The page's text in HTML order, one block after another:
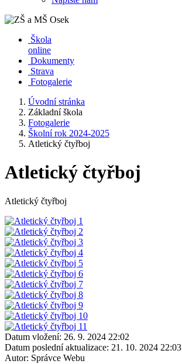
Škola
online
Dokumenty
Strava
Fotogalerie
Úvodní stránka
Základní škola
Fotogalerie
Školní rok 2024-2025
Atletický čtyřboj
Atletický čtyřboj
Atletický čtyřboj
Datum vložení: 26. 9. 2024 22:02
Datum poslední aktualizace: 21. 10. 2024 22:03
Autor: Správce Webu